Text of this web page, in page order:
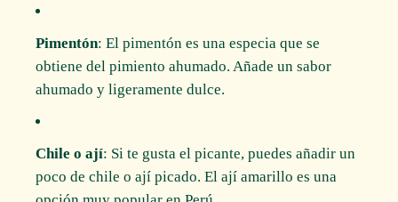
Pimentón: El pimentón es una especia que se
obtiene del pimiento ahumado. Añade un sabor
ahumado y ligeramente dulce.
Chile o ají: Si te gusta el picante, puedes añadir un
poco de chile o ají picado. El ají amarillo es una